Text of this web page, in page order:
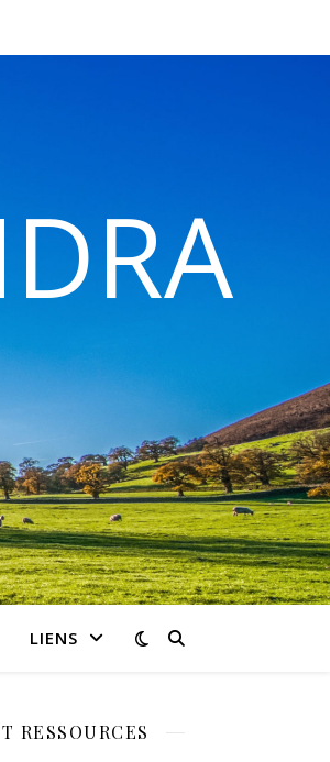
LIENS
RESSOURCES